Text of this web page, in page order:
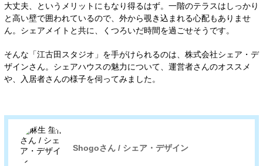
大丈夫、というメリットにもなり得るはず。一階のテラスはしっかり
と高い壁で囲われているので、外から覗き込まれる心配もありませ
ん。シェアメイトと共に、くつろいだ時間を過ごせそうです。
そんな「江古田スタジオ」を手がけられるのは、株式会社シェア・デ
ザインさん。シェアハウスの魅力について、運営者さんのオススメ
や、入居者さんの様子を伺ってみました。
Shogoさん / シェア・デザイン